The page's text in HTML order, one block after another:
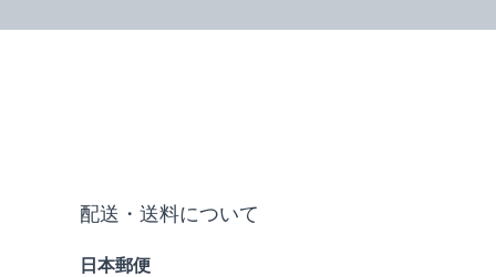
配送・送料について
日本郵便